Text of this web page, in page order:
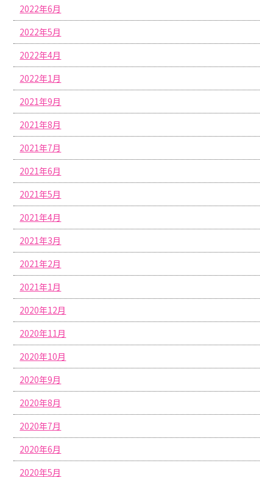
2022年6月
2022年5月
2022年4月
2022年1月
2021年9月
2021年8月
2021年7月
2021年6月
2021年5月
2021年4月
2021年3月
2021年2月
2021年1月
2020年12月
2020年11月
2020年10月
2020年9月
2020年8月
2020年7月
2020年6月
2020年5月